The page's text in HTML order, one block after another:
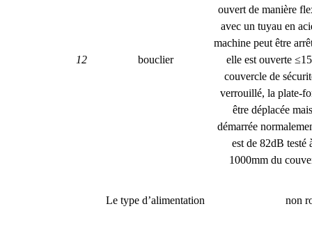
12 bouclier
ouvert de manière
avec un tuyau en
machine peut être
elle est ouverte
couvercle de
verrouillé, la plate-
être déplacée
démarrée
est de 82dB testé
1000mm du
Le type d’alimentation non